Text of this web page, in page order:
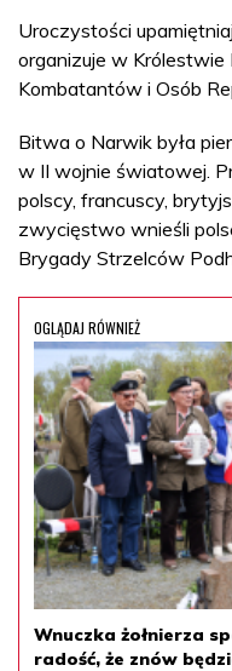
Uroczystości
organizuje w
Kombatantów i Osób
Bitwa o Narwik była
w II wojnie światowej.
polscy, francuscy,
zwycięstwo wnieśli
Brygady Strzelców
OGLĄDAJ RÓWNIEŻ
Wnuczka żołnierza
radość, że znów